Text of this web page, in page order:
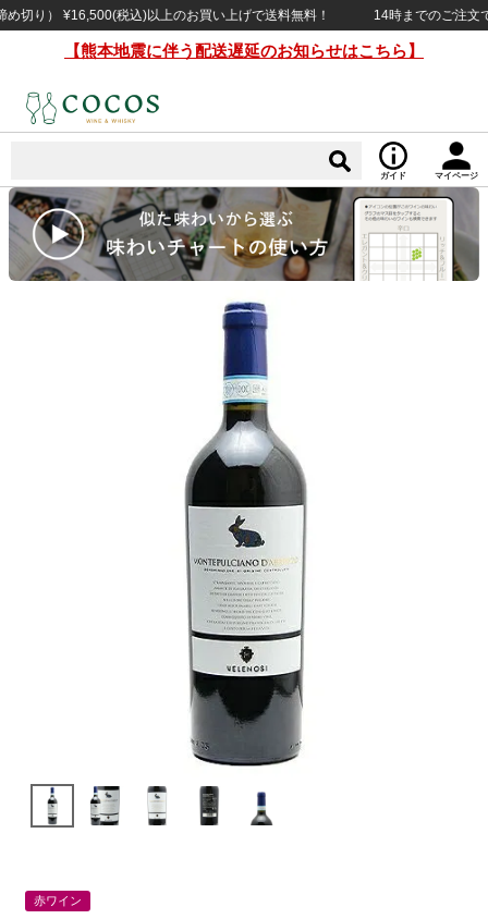
） ¥16,500(税込)以上のお買い上げで送料無料！ 14時までのご注文で
【熊本地震に伴う配送遅延のお知らせはこちら】
ガイド マイページ
赤ワイン